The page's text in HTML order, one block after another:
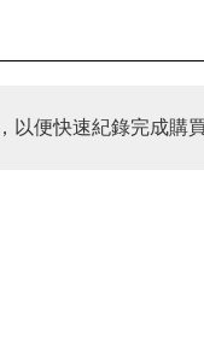
以便快速紀錄完成購